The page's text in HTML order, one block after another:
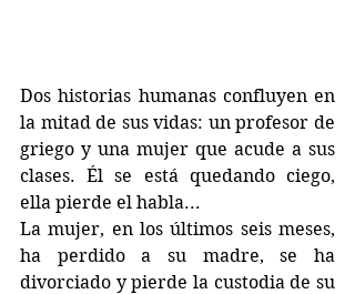
Dos historias humanas confluyen en
la mitad de sus vidas: un profesor de
griego y una mujer que acude a sus
clases. Él se está quedando ciego,
ella pierde el habla...
La mujer, en los últimos seis meses,
ha perdido a su madre, se ha
divorciado y pierde la custodia de su